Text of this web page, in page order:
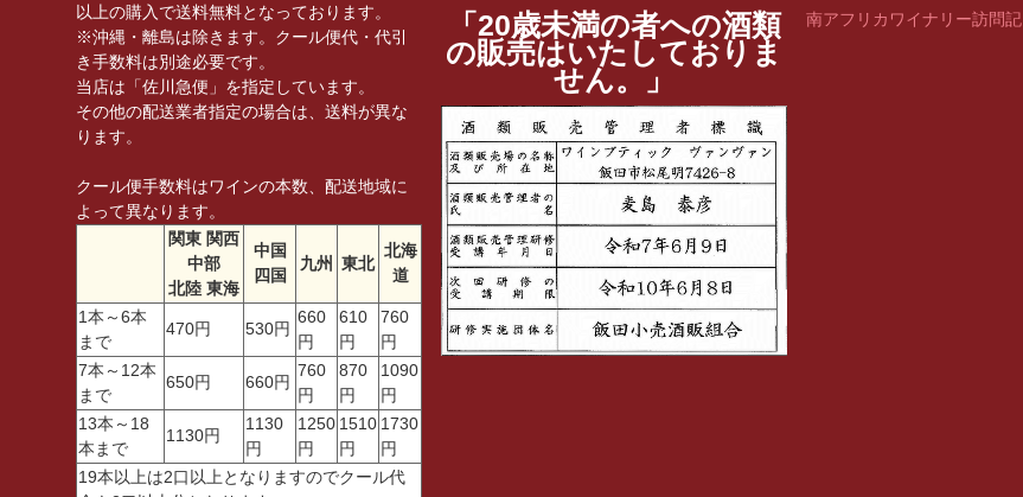
以上の購入で送料無料となっております。
※沖縄・離島は除きます。クール便代・代引
き手数料は別途必要です。
当店は「佐川急便」を指定しています。
その他の配送業者指定の場合は、送料が異な
ります。
クール便手数料はワインの本数、配送地域に
よって異なります。
関東 関西
中部
北陸 東海
中国
四国
九州 東北
北海
道
1本～6本
まで
470円 530円
660
円
610
円
760
円
7本～12本
まで
650円 660円
760
円
870
円
1090
円
13本～18
本まで
1130円
1130
円
1250
円
1510
円
1730
円
19本以上は2口以上となりますのでクール代
「20歳未満の者への酒類
の販売はいたしておりま
せん。」
南アフリカワイナリー訪問記